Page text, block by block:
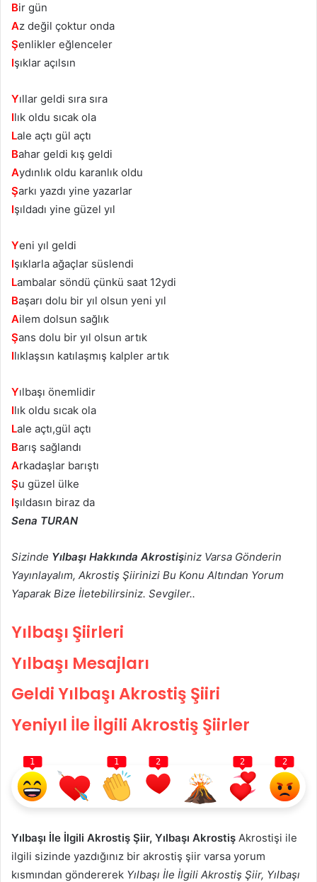
Bir gün
Az değil çoktur onda
Şenlikler eğlenceler
Işıklar açılsın
Yıllar geldi sıra sıra
Ilık oldu sıcak ola
Lale açtı gül açtı
Bahar geldi kış geldi
Aydınlık oldu karanlık oldu
Şarkı yazdı yine yazarlar
Işıldadı yine güzel yıl
Yeni yıl geldi
Işıklarla ağaçlar süslendi
Lambalar söndü çünkü saat 12ydi
Başarı dolu bir yıl olsun yeni yıl
Ailem dolsun sağlık
Şans dolu bir yıl olsun artık
Ilıklaşsın katılaşmış kalpler artık
Yılbaşı önemlidir
Ilık oldu sıcak ola
Lale açtı,gül açtı
Barış sağlandı
Arkadaşlar barıştı
Şu güzel ülke
Işıldasın biraz da
Sena TURAN
Sizinde Yılbaşı Hakkında Akrostişiniz Varsa Gönderin
Yayınlayalım, Akrostiş Şiirinizi Bu Konu Altından Yorum
Yaparak Bize İletebilirsiniz. Sevgiler..
Yılbaşı Şiirleri
Yılbaşı Mesajları
Geldi Yılbaşı Akrostiş Şiiri
Yeniyıl İle İlgili Akrostiş Şiirler
1 1 2 2 2
Yılbaşı İle İlgili Akrostiş Şiir, Yılbaşı Akrostiş Akrostişi ile
ilgili sizinde yazdığınız bir akrostiş şiir varsa yorum
kısmından göndererek Yılbaşı İle İlgili Akrostiş Şiir, Yılbaşı